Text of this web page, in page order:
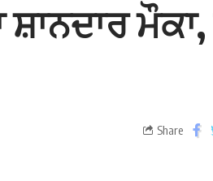
ਸ਼ਾਨਦਾਰ
Share